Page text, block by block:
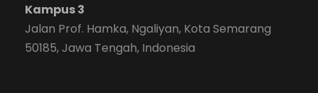
Kampus 3
Jalan Prof. Hamka, Ngaliyan, Kota Semarang
50185, Jawa Tengah, Indonesia